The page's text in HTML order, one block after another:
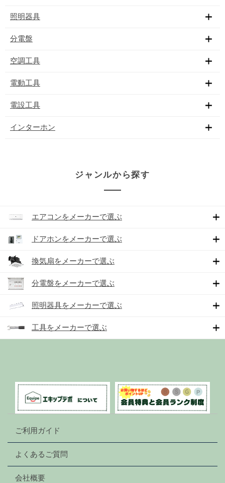
照明器具
分電盤
空調工具
電動工具
電設工具
インターホン
ジャンルから探す
エアコンをメーカーで選ぶ
ドアホンをメーカーで選ぶ
換気扇をメーカーで選ぶ
分電盤をメーカーで選ぶ
照明器具をメーカーで選ぶ
工具をメーカーで選ぶ
ご利用ガイド
よくあるご質問
会社概要